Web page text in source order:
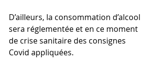
D’ailleurs, la consommation d’alcool
sera réglementée et en ce moment
de crise sanitaire des consignes
Covid appliquées.